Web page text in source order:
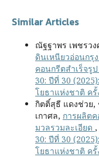
Similar Articles
ณัฐฐาพร เพชรว
ดินเหนียวอ่อนกรุ
คอนกรีตสำเร็จรูป
30: ปีที่ 30
โยธาแห่งชาติ ครั้
กิตติ์สุธี แดงช่วย,
เกาศล, การผลิต
มวลรวมละเอียด ,
30: ปีที่ 30
โยธาแห่งชาติ ครั้